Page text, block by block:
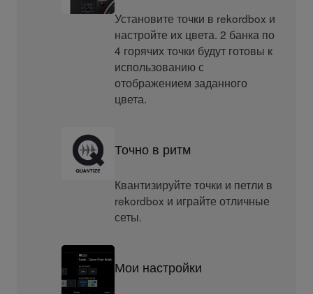
Установите точки в rekordbox и
настройте их цвета. 2 банка по
4 горячих точки будут готовы к
использованию с
отображением заданного
цвета.
Точно в ритм
Квантизируйте точки и петли в
rekordbox и играйте отличные
сеты.
Мои настройки